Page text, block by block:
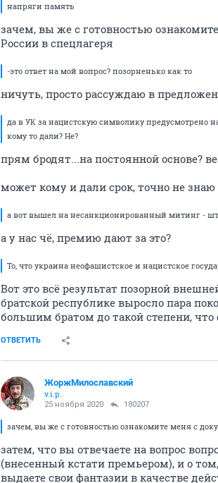
напряги память
зачем, вы же с готовностью
России в спецлагеря
-это ответ на мой вопрос? позорненько как то
ничуть, просто рассуждаю в
да в УК за нацистскую символику предусмотрено
кому то дали? Не?
прям бродят...на постоянной основе?
может кому и дали срок, точно не знаю
а вот вышел на несанкционированный митинг -
а у нас чё, премию дают за это?
То, что украина неофашистское и нацистское
Вот это всё результат позорной
братской республике выросло пара
большим братом до такой степени,
ОТВЕТИТЬ
ЖоржМилославский
v.i.p.
25 ноября 2020 180207
зачем, вы же с готовностью ознакомите меня с
затем, что вы отвечаете на вопрос
(внесенный кстати премьером), и о
выдаете свои фантазии в качестве